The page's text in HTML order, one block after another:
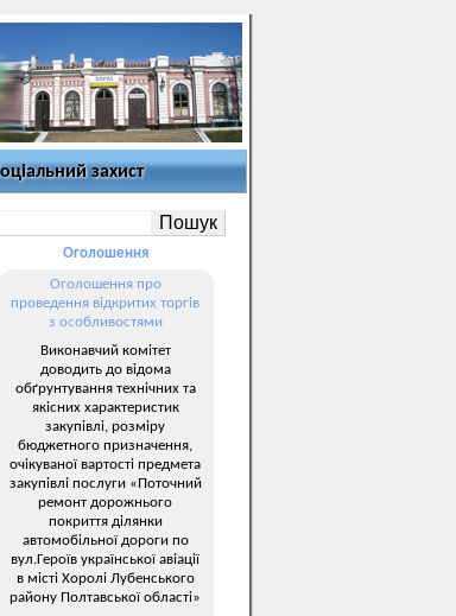
захист
Оголошення
Оголошення про
проведення відкритих торгів
з особливостями
Виконавчий комітет
доводить до відома
обґрунтування технічних та
якісних характеристик
закупівлі, розміру
бюджетного призначення,
очікуваної вартості предмета
закупівлі послуги «Поточний
ремонт дорожнього
покриття ділянки
автомобільної дороги по
вул.Героїв української авіації
в місті Хоролі Лубенського
району Полтавської області»